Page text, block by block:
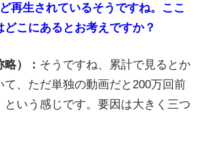
再生されているそうですね。ここ
どこにあるとお考えですか？
）： そうですね、累計で見るとか
て、ただ単独の動画だと200万回前
という感じです。要因は大きく三つ